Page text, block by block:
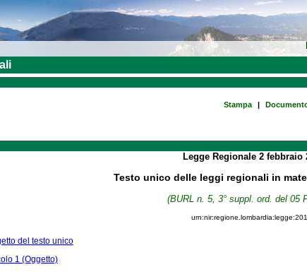
Stampa |
Legge Regionale2 febbraio
Testo unico delle leggi regionali in
(BURL n. 5, 3° suppl. ord. del 05
del testo unico
1 (Oggetto)